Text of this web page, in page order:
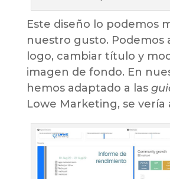
Este diseño lo podemos
nuestro gusto. Podemos
logo, cambiar título y
imagen de fondo. En
hemos adaptado a las
Lowe Marketing, se vería